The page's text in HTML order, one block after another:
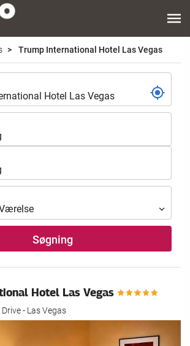
Trump International Hotel Las Vegas
Søgning
Hotel Las Vegas
- Las Vegas